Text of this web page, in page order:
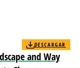
and Way
DESCARGAR